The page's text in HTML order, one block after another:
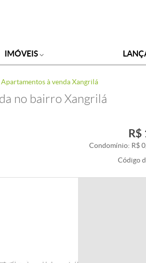
IMÓVEIS
Apartamentos à venda Xangrilá
no bairro Xangrilá
R$
Condomínio: R$
Código